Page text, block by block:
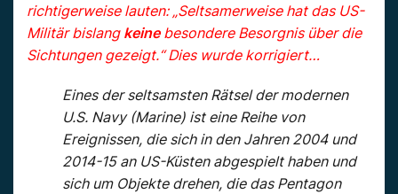
richtigerweise lauten: „Seltsamerweise hat das US-
Militär bislang keinebesondere Besorgnis über die
Sichtungen gezeigt.“ Dies wurde korrigiert…
Eines der seltsamsten Rätsel der modernen
U.S. Navy (Marine) ist eine Reihe von
Ereignissen, die sich in den Jahren 2004 und
2014-15 an US-Küsten abgespielt haben und
sich um Objekte drehen, die das Pentagon